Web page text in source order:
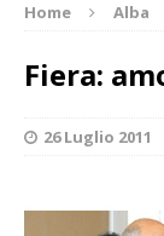
Home Alba
Fiera:
26 Luglio 2011